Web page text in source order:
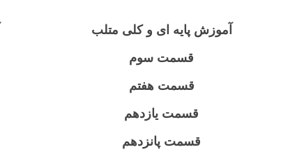
آموزش پایه ای و کلی متلب
قسمت سوم
قسمت هفتم
قسمت یازدهم
قسمت پانزدهم